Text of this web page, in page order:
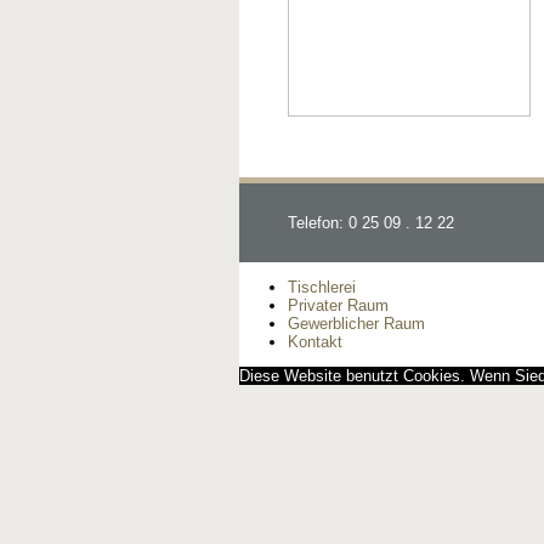
Telefon: 0 25 09 . 12 22
Tischlerei
Privater Raum
Gewerblicher Raum
Kontakt
Diese Website benutzt Cookies. Wenn